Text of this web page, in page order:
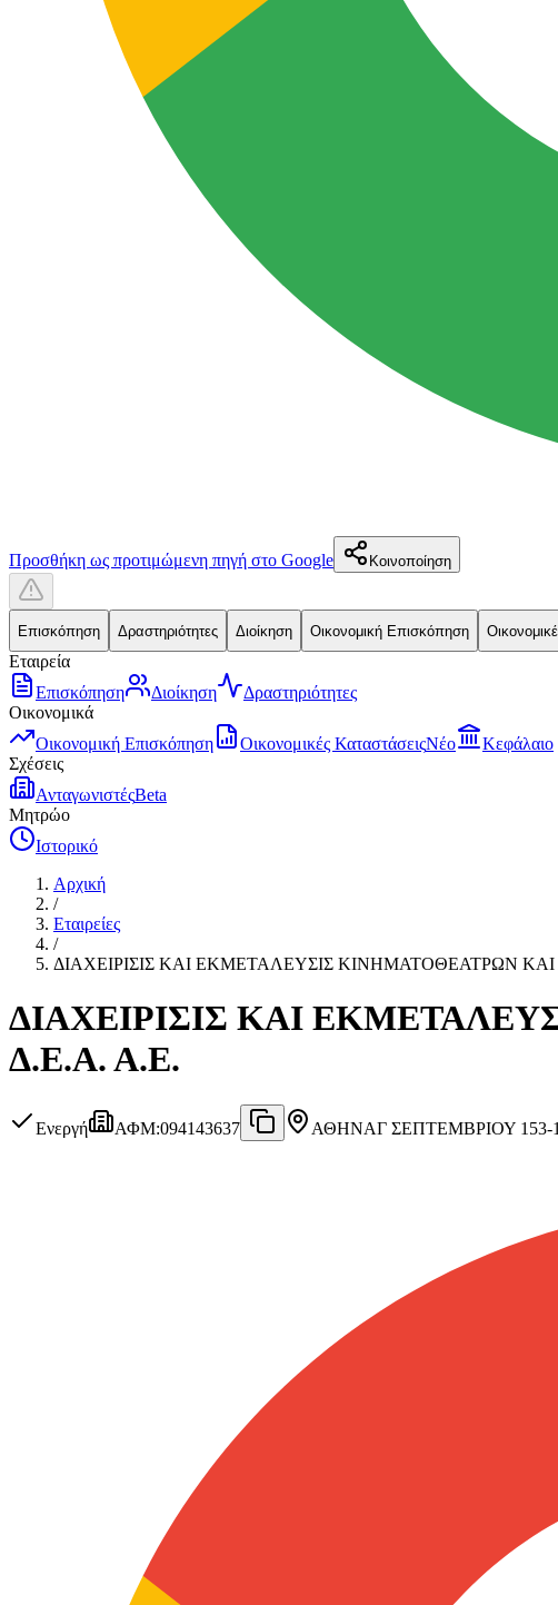
Προσθήκη ως προτιμώμενη πηγή στο Google Κοινοποίηση
Επισκόπηση Δραστηριότητες Διοίκηση Οικονομική Επισκόπηση
Εταιρεία
Επισκόπηση
Διοίκηση
Δραστηριότητες
Οικονομικά
Οικονομική Επισκόπηση
Οικονομικές ΚαταστάσειςΝέο
Κεφάλαιο
Σχέσεις
ΑνταγωνιστέςBeta
Μητρώο
Ιστορικό
Αρχική
/
Εταιρείες
/
ΔΙΑΧΕΙΡΙΣΙΣ ΚΑΙ ΕΚΜΕΤΑΛΕΥΣΙΣ ΚΙΝΗΜΑΤΟΘΕΑΤΡΩΝ
ΔΙΑΧΕΙΡΙΣΙΣ ΚΑΙ
Δ.Ε.Α. Α.Ε.
Ενεργή ΑΦΜ:094143637 ΑΘΗΝΑΓ ΣΕΠΤΕΜΒΡΙΟΥ 153-